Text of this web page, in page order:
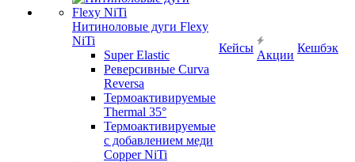
Нитиноловые дуги Flexy
NiTi
Super Elastic
Реверсивные Curva
Reversa
Термоактивируемые
Thermal 35°
Термоактивируемые
с добавлением меди
Copper NiTi
Кейсы
Акции
Кешбэк